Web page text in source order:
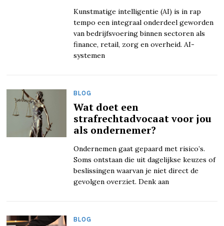
Kunstmatige intelligentie (AI) is in rap
tempo een integraal onderdeel geworden
van bedrijfsvoering binnen sectoren als
finance, retail, zorg en overheid. AI-
systemen
BLOG
Wat doet een
strafrechtadvocaat voor jou
als ondernemer?
Ondernemen gaat gepaard met risico’s.
Soms ontstaan die uit dagelijkse keuzes of
beslissingen waarvan je niet direct de
gevolgen overziet. Denk aan
BLOG